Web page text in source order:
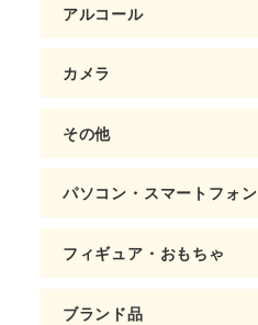
アルコール
カメラ
その他
パソコン・スマートフォン
フィギュア・おもちゃ
ブランド品